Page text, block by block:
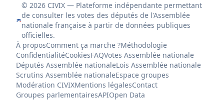
© 2026 CIVIX — Plateforme indépendante permettant
de consulter les votes des députés de l'Assemblée
nationale française à partir de données publiques
officielles.
À proposComment ça marche ?Méthodologie
ConfidentialitéCookiesFAQVotes Assemblée nationale
Députés Assemblée nationaleLois Assemblée nationale
Scrutins Assemblée nationaleEspace groupes
Modération CIVIXMentions légalesContact
Groupes parlementairesAPIOpen Data